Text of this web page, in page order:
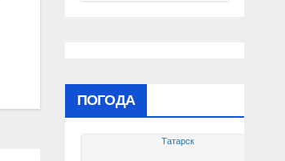
ПОГОДА
Татарск